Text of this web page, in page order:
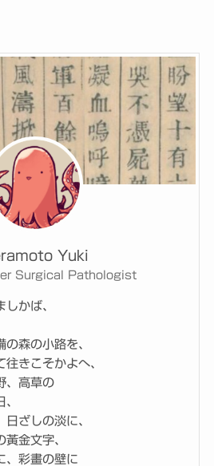
Yuki
Surgical Pathologist
かば、
森の小路を、
きこそかよへ、
、高草の
ざしの淡に、
金文字、
、彩畫の壁に